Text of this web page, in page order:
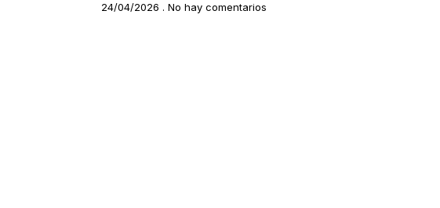
24/04/2026 No hay comentarios